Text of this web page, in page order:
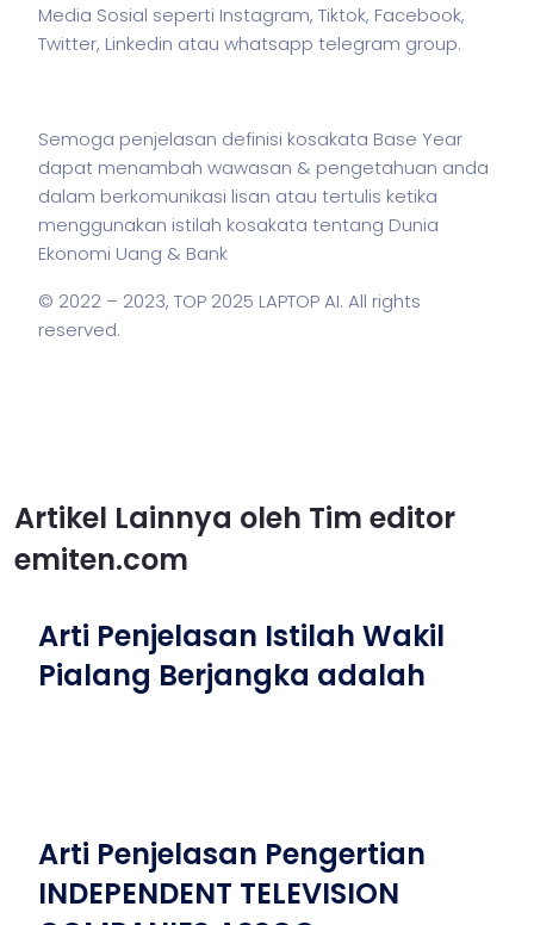
Media Sosial seperti Instagram, Tiktok, Facebook,
Twitter, Linkedin atau whatsapp telegram group.
Semoga penjelasan definisi kosakata Base Year
dapat menambah wawasan & pengetahuan anda
dalam berkomunikasi lisan atau tertulis ketika
menggunakan istilah kosakata tentang Dunia
Ekonomi Uang & Bank
© 2022 – 2023, TOP 2025 LAPTOP AI. All rights
reserved.
Artikel Lainnya oleh Tim editor
emiten.com
Arti Penjelasan Istilah Wakil
Pialang Berjangka adalah
Arti Penjelasan Pengertian
INDEPENDENT TELEVISION